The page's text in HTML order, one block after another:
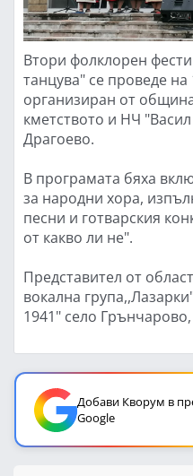
Втори фолклорен
танцува" се проведе
организиран от
кметството и НЧ
Драгоево.
В програмата бяха
за народни хора,
песни и готварския
от какво ли не".
Представител от
вокална
1941" село
Добави Кворум в
Google